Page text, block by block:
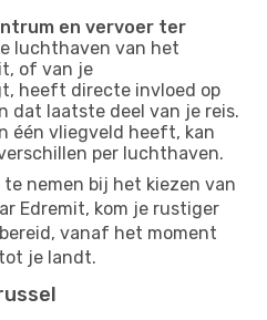
en vervoer ter
luchthaven van het
of van je
heeft directe invloed op
dat laatste deel van je reis.
één vliegveld heeft, kan
per luchthaven.
nemen bij het kiezen van
Edremit, kom je rustiger
vanaf het moment
je landt.